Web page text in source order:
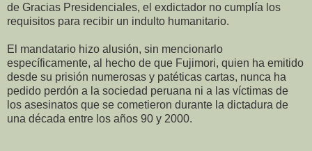
de Gracias Presidenciales, el exdictador no cumplía los
requisitos para recibir un indulto humanitario.
El mandatario hizo alusión, sin mencionarlo
específicamente, al hecho de que Fujimori, quien ha emitido
desde su prisión numerosas y patéticas cartas, nunca ha
pedido perdón a la sociedad peruana ni a las víctimas de
los asesinatos que se cometieron durante la dictadura de
una década entre los años 90 y 2000.